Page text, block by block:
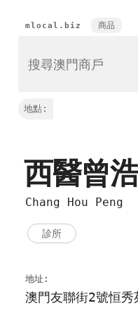
mlocal.biz 商品
地點:
西醫曾
Chang Hou Peng
診所
地址:
澳門友聯街2號恒秀